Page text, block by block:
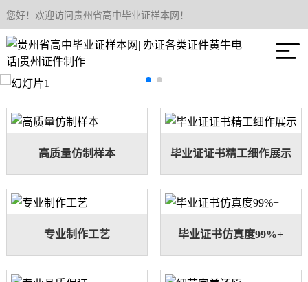
您好！欢迎访问贵州省高中毕业证样本网！

联系我们
高质量仿制样本 毕业证证书精工细作展示
专业制作工艺 毕业证书仿真度99%+